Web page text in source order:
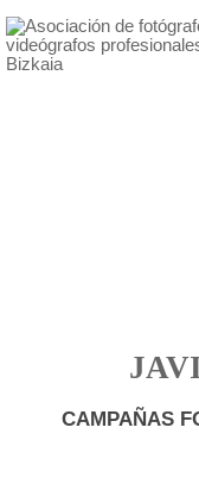
CAMPAÑAS